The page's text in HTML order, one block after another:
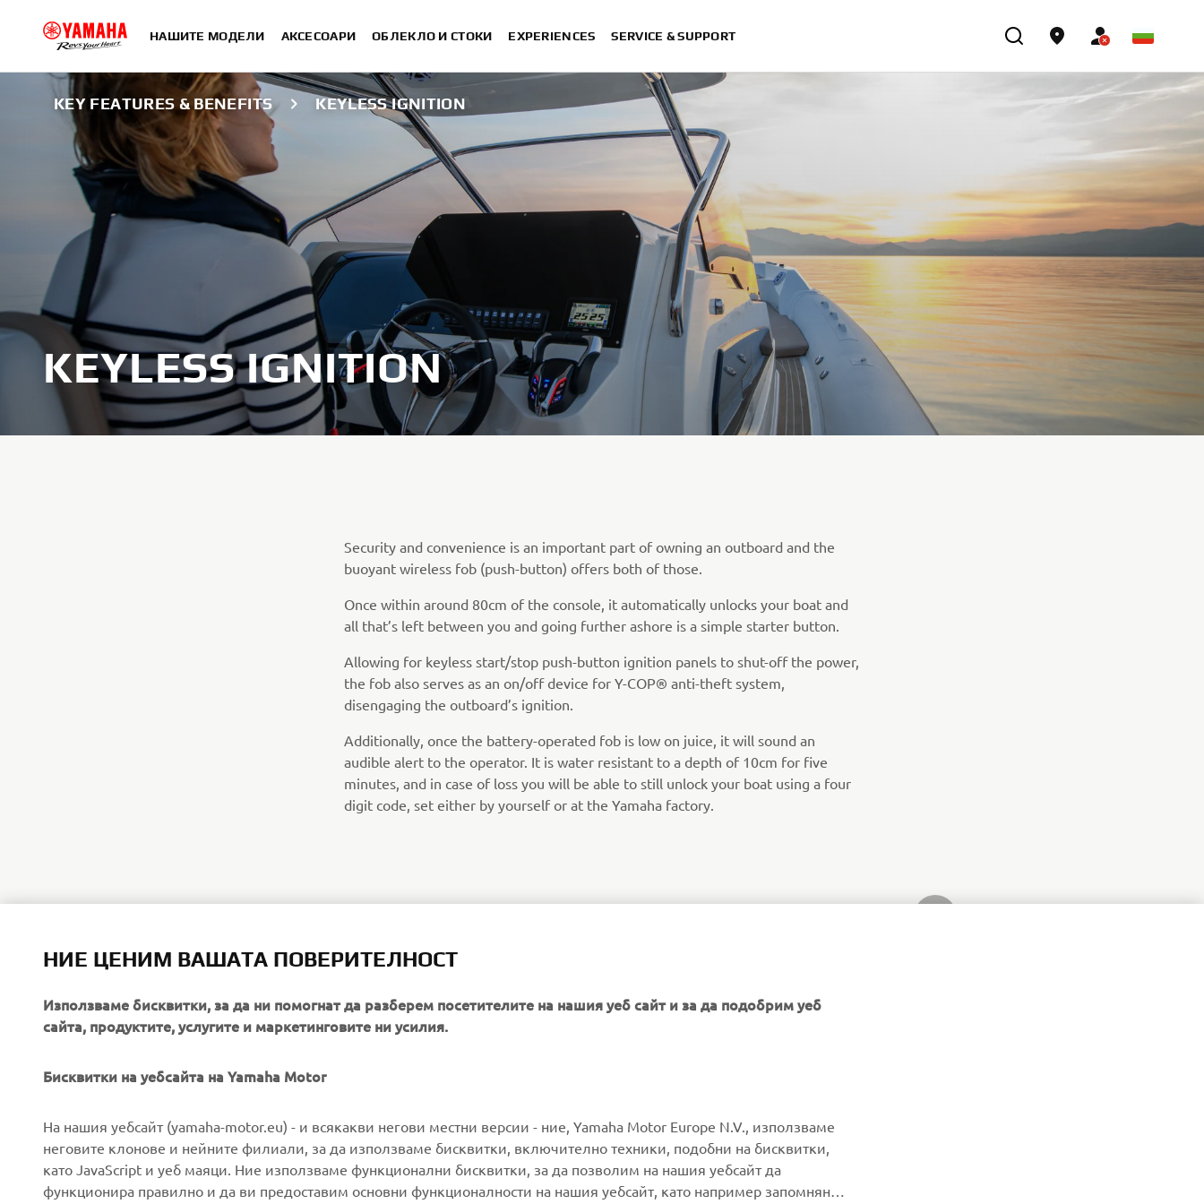
НАШИТЕ МОДЕЛИ АКСЕСОАРИ ОБЛЕКЛО И СТОКИ EXPERIENCES SERVICE & SUPPORT
KEY FEATURES & BENEFITS KEYLESS IGNITION
KEYLESS IGNITION
Security and convenience is an important part of owning an outboard and the
buoyant wireless fob (push-button) offers both of those.
Once within around 80cm of the console, it automatically unlocks your boat and
all that’s left between you and going further ashore is a simple starter button.
Allowing for keyless start/stop push-button ignition panels to shut-off the power,
the fob also serves as an on/off device for Y-COP® anti-theft system,
disengaging the outboard’s ignition.
Additionally, once the battery-operated fob is low on juice, it will sound an
audible alert to the operator. It is water resistant to a depth of 10cm for five
minutes, and in case of loss you will be able to still unlock your boat using a four
digit code, set either by yourself or at the Yamaha factory.
CORPORATE
About us
FOR BUSINESS
eBike systems
MORE YAMAHA
MyYamaha
SUPPORT
Parts Catalogue
НОВИНАРСКИ БЮЛЕТИН
НИЕ ЦЕНИМ ВАШАТА ПОВЕРИТЕЛНОСТ
Използваме бисквитки, за да ни помогнат да разберем посетителите на нашия уеб сайт и за да подобрим уеб
сайта, продуктите, услугите и маркетинговите ни усилия.
Бисквитки на уебсайта на Yamaha Motor
На нашия уебсайт (yamaha-motor.eu) - и всякакви негови местни версии - ние, Yamaha Motor Europe N.V., използваме
неговите клонове и нейните филиали, за да използваме бисквитки, включително техники, подобни на бисквитки,
като JavaScript и уеб маяци. Ние използваме функционални бисквитки, за да позволим на нашия уебсайт да
функционира правилно и да ви предоставим основни функционалности на нашия уебсайт, като например запомняне